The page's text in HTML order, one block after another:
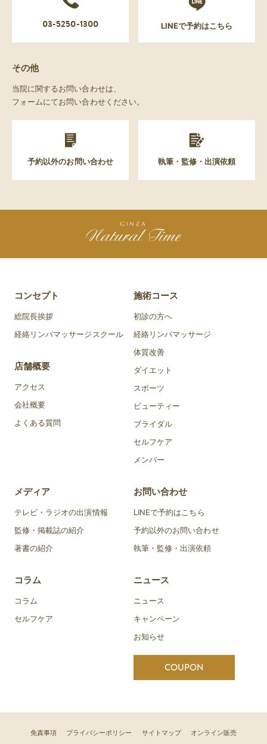
03-5250-1300 LINEで予約はこちら
その他
当院に関するお問い合わせは、
フォームにてお問い合わせください。
予約以外のお問い合わせ 執筆・監修・出演依頼
コンセプト
総院長挨拶
経絡リンパマッサージスクール
店舗概要
アクセス
会社概要
よくある質問
施術コース
初診の方へ
経絡リンパマッサージ
体質改善
ダイエット
スポーツ
ビューティー
ブライダル
セルフケア
メンバー
メディア
テレビ・ラジオの出演情報
監修・掲載誌の紹介
著書の紹介
コラム
コラム
セルフケア
お問い合わせ
LINEで予約はこちら
予約以外のお問い合わせ
執筆・監修・出演依頼
ニュース
ニュース
キャンペーン
お知らせ
COUPON
免責事項 プライバシーポリシー サイトマップ オンライン販売